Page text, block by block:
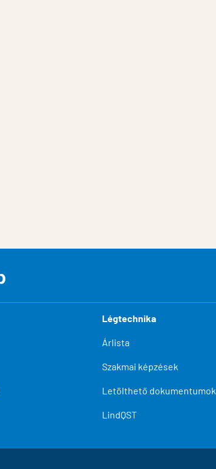
Légtechnika
Árlista
Szakmai képzések
Letölthető dokumentumok
LindQST